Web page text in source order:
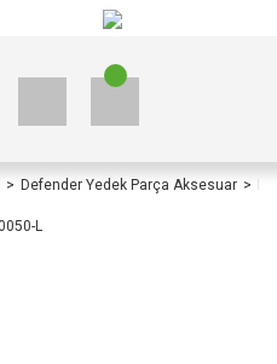
Defender Yedek Parça Aksesuar